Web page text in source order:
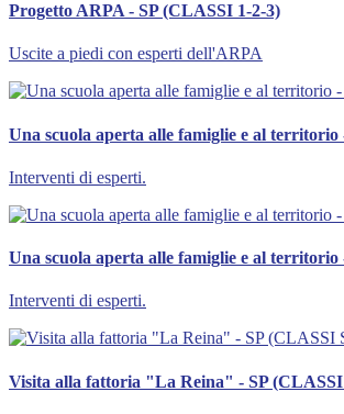
Progetto ARPA - SP (CLASSI 1-2-3)
Uscite a piedi con esperti dell'ARPA
Una scuola aperta alle famiglie e al territorio
Interventi di esperti.
Una scuola aperta alle famiglie e al territorio
Interventi di esperti.
Visita alla fattoria "La Reina" - SP